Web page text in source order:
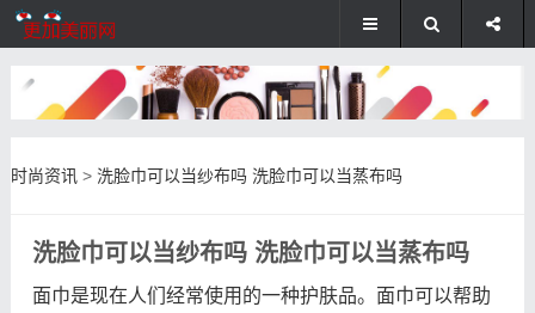
时尚资讯> 洗脸巾可以当纱布吗 洗脸巾可以当蒸布吗
洗脸巾可以当纱布吗 洗脸巾可以当蒸布吗
面巾是现在人们经常使用的一种护肤品。面巾可以帮助